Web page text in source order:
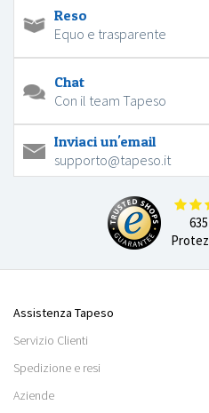
Reso
Equo e trasparente
Chat
Con il team Tapeso
Inviaci un'email
supporto@tapeso.it
Assistenza Tapeso
Servizio Clienti
Spedizione e resi
Aziende